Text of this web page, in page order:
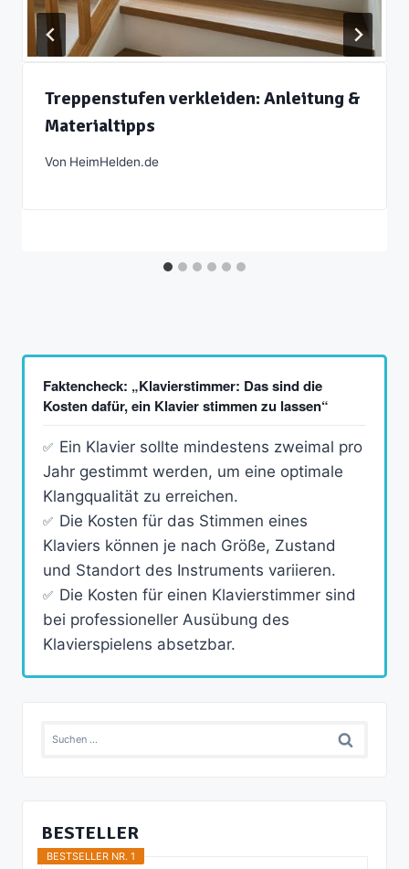
Treppenstufen verkleiden: Anleitung &
Materialtipps
Von HeimHelden.de
Faktencheck: „Klavierstimmer: Das sind die
Kosten dafür, ein Klavier stimmen zu lassen“
Ein Klavier sollte mindestens zweimal pro
Jahr gestimmt werden, um eine optimale
Klangqualität zu erreichen.
Die Kosten für das Stimmen eines
Klaviers können je nach Größe, Zustand
und Standort des Instruments variieren.
Die Kosten für einen Klavierstimmer sind
bei professioneller Ausübung des
Klavierspielens absetzbar.
Suchen
BESTELLER
BESTSELLER NR. 1